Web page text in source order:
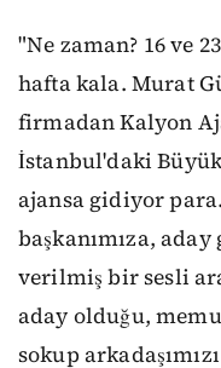
"Ne zaman? 16 ve
hafta kala. Murat
firmadan Kalyon
İstanbul'daki
ajansa gidiyor
başkanımıza,
verilmiş bir sesli
aday olduğu,
sokup